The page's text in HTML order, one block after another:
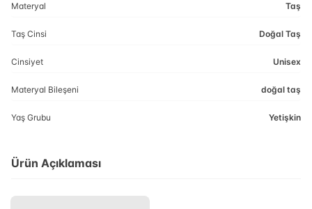
Materyal Taş
Taş Cinsi Doğal Taş
Cinsiyet Unisex
Materyal Bileşeni doğal taş
Yaş Grubu Yetişkin
Ürün Açıklaması